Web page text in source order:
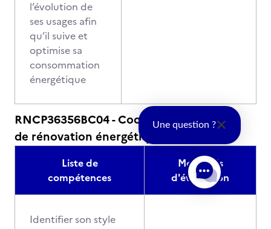
l’évolution de
ses usages afin
qu’il suive et
optimise sa
consommation
énergétique
RNCP36356BC04 - Coordonner un projet
de rénovation énergétique
Liste de
compétences
Modalités
d'évaluation
Identifier son style
Une question ?